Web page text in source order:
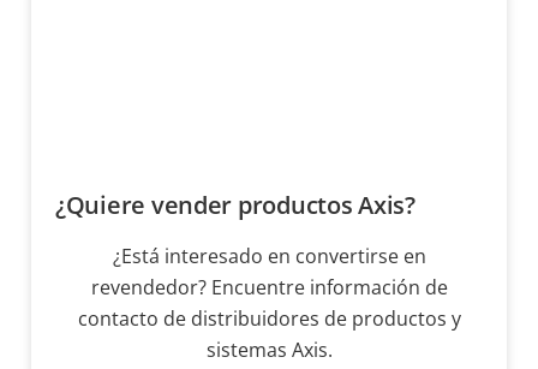
¿Quiere vender productos Axis?
¿Está interesado en convertirse en
revendedor? Encuentre información de
contacto de distribuidores de productos y
sistemas Axis.